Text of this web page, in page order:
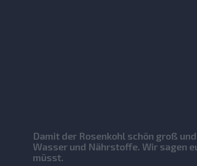
Damit der Rosenkohl schön groß
Wasser und Nährstoffe. Wir sagen
müsst.